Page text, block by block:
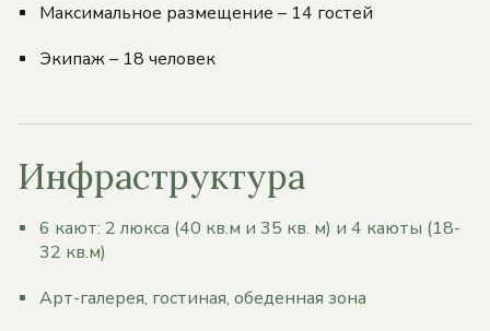
Максимальное размещение – 14 гостей
Экипаж – 18 человек
Инфраструктура
6 кают: 2 люкса (40 кв.м и 35 кв. м) и 4 каюты (18-
32 кв.м)
Арт-галерея, гостиная, обеденная зона